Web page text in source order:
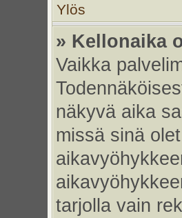
Ylös
» Kellonaika
Vaikka
näkyvä aika
missä sinä
tarjolla vain